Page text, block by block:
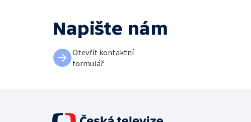
Napište nám
Otevřít kontaktní
formulář